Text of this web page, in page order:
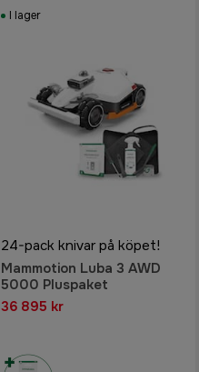
I lager
24-pack knivar på köpet!
Mammotion Luba 3 AWD
5000 Pluspaket
36 895 kr